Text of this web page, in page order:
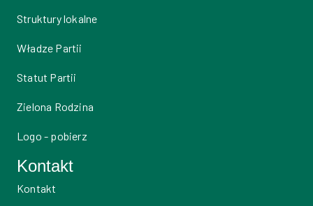
Struktury lokalne
Władze Partii
Statut Partii
Zielona Rodzina
Logo - pobierz
Kontakt
Kontakt